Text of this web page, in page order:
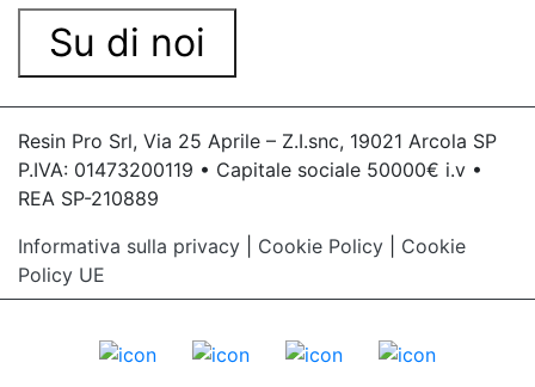
Su di noi
Resin Pro Srl, Via 25 Aprile – Z.I.snc, 19021 Arcola SP
P.IVA: 01473200119 • Capitale sociale 50000€ i.v •
REA SP-210889
Informativa sulla privacy
Cookie Policy
Cookie
Policy UE